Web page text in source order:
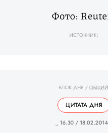
Фото:
ИСТОЧНИК:
БЛОК ДНЯ / ОБЩИЙ
ЦИТАТА ДНЯ
_ 16.30 / 18.02.2014 _